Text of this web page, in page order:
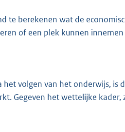
te berekenen wat de
of een plek kunnen
volgen van het onderwijs, is
Gegeven het wettelijke kader,